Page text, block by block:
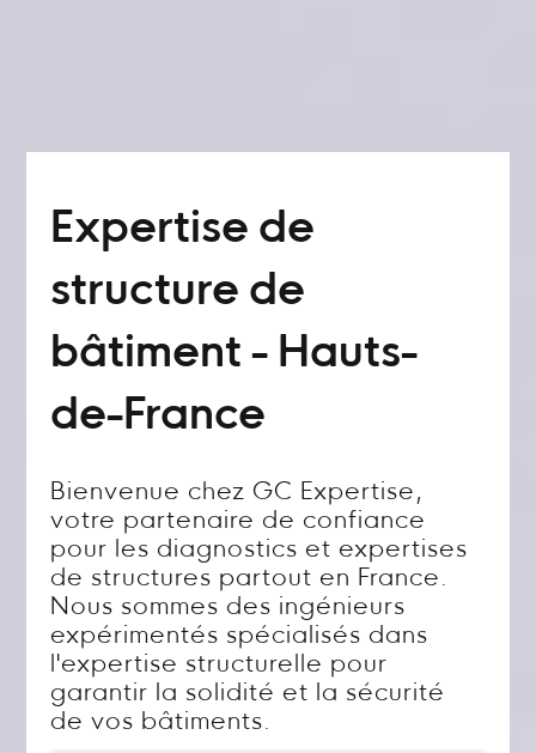
Expertise de
structure de
bâtiment - Hauts-
de-France
Bienvenue chez GC Expertise,
votre partenaire de confiance
pour les diagnostics et expertises
de structures partout en France.
Nous sommes des ingénieurs
expérimentés spécialisés dans
l'expertise structurelle pour
garantir la solidité et la sécurité
de vos bâtiments.